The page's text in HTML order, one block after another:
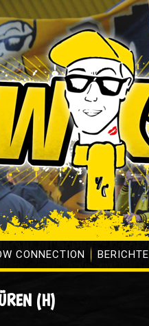
CONNECTION BERICHTE
(H)